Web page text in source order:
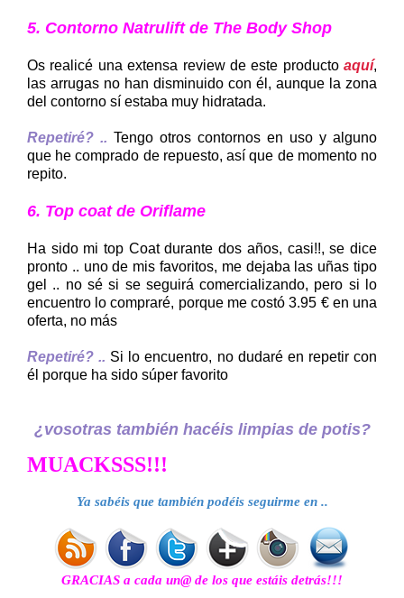
5. Contorno Natrulift de The Body Shop
Os realicé una extensa review de este producto aquí,
las arrugas no han disminuido con él, aunque la zona
del contorno sí estaba muy hidratada.
Repetiré? .. Tengo otros contornos en uso y alguno
que he comprado de repuesto, así que de momento no
repito.
6. Top coat de Oriflame
Ha sido mi top Coat durante dos años, casi!!, se dice
pronto .. uno de mis favoritos, me dejaba las uñas tipo
gel .. no sé si se seguirá comercializando, pero si lo
encuentro lo compraré, porque me costó 3.95 € en una
oferta, no más
Repetiré? .. Si lo encuentro, no dudaré en repetir con
él porque ha sido súper favorito
¿vosotras también hacéis limpias de potis?
MUACKSSS!!!
Ya sabéis que también podéis seguirme en ..
GRACIAS a cada un@ de los que estáis detrás!!!